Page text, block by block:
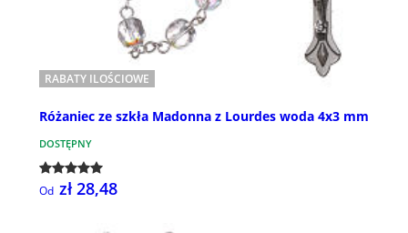
RABATY ILOŚCIOWE
Różaniec ze szkła Madonna z Lourdes woda 4x3 mm
DOSTĘPNY
Od zł 28,48